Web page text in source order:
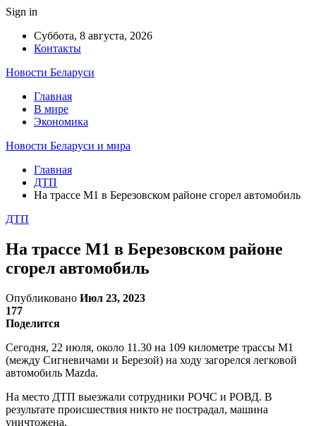
Sign in
Суббота, 8 августа, 2026
Контакты
Новости Беларуси
Главная
В мире
Экономика
Новости Беларуси и мира
Главная
ДТП
На трассе М1 в Березовском районе сгорел автомобиль
ДТП
На трассе М1 в Березовском районе
сгорел автомобиль
Опубликовано Июл 23, 2023
177
Поделится
Сегодня, 22 июля, около 11.30 на 109 километре трассы М1
(между Сигневичами и Березой) на ходу загорелся легковой
автомобиль Mazda.
На место ДТП выезжали сотрудники РОЧС и РОВД. В
результате происшествия никто не пострадал, машина
уничтожена.